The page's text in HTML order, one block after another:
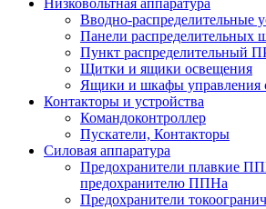
Вводно-распределительные
Панели
Пункт распределительный
Щитки и ящики освещения
Ящики и шкафы управления
Контакторы и устройства
Командоконтроллер
Пускатели, Контакторы
Силовая аппаратура
Предохранители плавкие
предохранителю ППНа
Предохранители